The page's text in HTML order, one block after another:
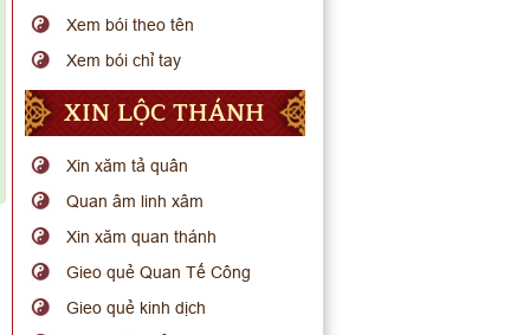
Xem bói theo tên
Xem bói chỉ tay
XIN LỘC THÁNH
Xin xăm tả quân
Quan âm linh xâm
Xin xăm quan thánh
Gieo quẻ Quan Tế Công
Gieo quẻ kinh dịch